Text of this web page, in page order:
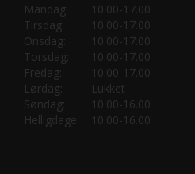
Mandag:
10.00-17.00
Tirsdag:
10.00-17.00
Onsdag:
10.00-17.00
Torsdag:
10.00-17.00
Fredag:
10.00-17.00
Lørdag:
Lukket
Søndag:
10.00-16.00
Helligdage:
10.00-16.00